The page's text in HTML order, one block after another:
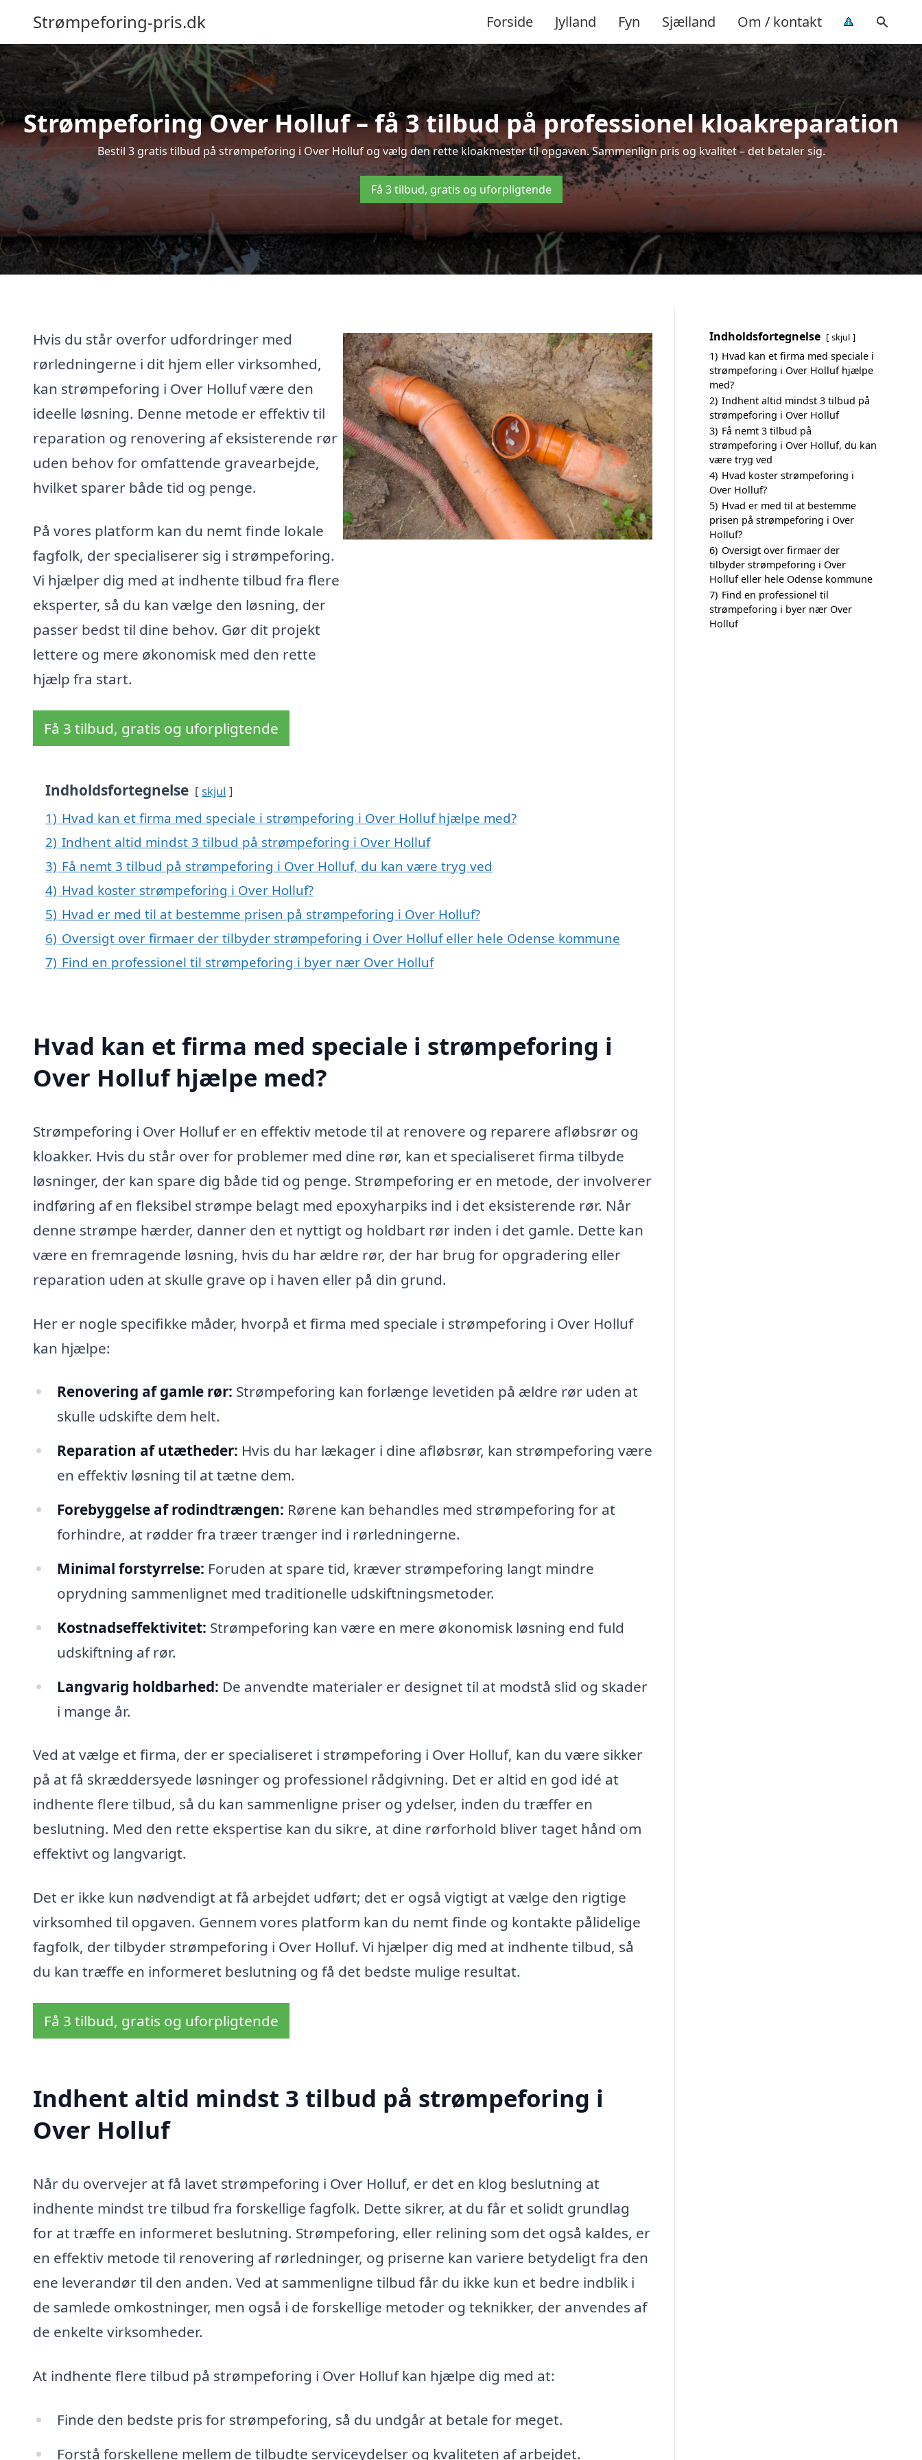
Strømpeforing-pris.dk Forside Jylland Fyn Sjælland Om / kontakt
Strømpeforing Over Holluf – få 3 tilbud på professionel kloakreparation
Bestil 3 gratis tilbud på strømpeforing i Over Holluf og vælg den rette kloakmester til opgaven. Sammenlign pris og kvalitet – det betaler sig.
Få 3 tilbud, gratis og uforpligtende
Hvis du står overfor udfordringer med
rørledningerne i dit hjem eller virksomhed,
kan strømpeforing i Over Holluf være den
ideelle løsning. Denne metode er effektiv til
reparation og renovering af eksisterende rør
uden behov for omfattende gravearbejde,
hvilket sparer både tid og penge.
På vores platform kan du nemt finde lokale
fagfolk, der specialiserer sig i strømpeforing.
Vi hjælper dig med at indhente tilbud fra flere
eksperter, så du kan vælge den løsning, der
passer bedst til dine behov. Gør dit projekt
lettere og mere økonomisk med den rette
hjælp fra start.
Få 3 tilbud, gratis og uforpligtende
Indholdsfortegnelse skjul
1) Hvad kan et firma med speciale i strømpeforing i Over Holluf hjælpe med?
2) Indhent altid mindst 3 tilbud på strømpeforing i Over Holluf
3) Få nemt 3 tilbud på strømpeforing i Over Holluf, du kan være tryg ved
4) Hvad koster strømpeforing i Over Holluf?
5) Hvad er med til at bestemme prisen på strømpeforing i Over Holluf?
6) Oversigt over firmaer der tilbyder strømpeforing i Over Holluf eller hele Odense kommune
7) Find en professionel til strømpeforing i byer nær Over Holluf
Hvad kan et firma med speciale i strømpeforing i
Over Holluf hjælpe med?
Strømpeforing i Over Holluf er en effektiv metode til at renovere og reparere afløbsrør og
kloakker. Hvis du står over for problemer med dine rør, kan et specialiseret firma tilbyde
løsninger, der kan spare dig både tid og penge. Strømpeforing er en metode, der involverer
indføring af en fleksibel strømpe belagt med epoxyharpiks ind i det eksisterende rør. Når
denne strømpe hærder, danner den et nyttigt og holdbart rør inden i det gamle. Dette kan
være en fremragende løsning, hvis du har ældre rør, der har brug for opgradering eller
reparation uden at skulle grave op i haven eller på din grund.
Her er nogle specifikke måder, hvorpå et firma med speciale i strømpeforing i Over Holluf
kan hjælpe:
Renovering af gamle rør: Strømpeforing kan forlænge levetiden på ældre rør uden at
skulle udskifte dem helt.
Reparation af utætheder: Hvis du har lækager i dine afløbsrør, kan strømpeforing være
en effektiv løsning til at tætne dem.
Forebyggelse af rodindtrængen: Rørene kan behandles med strømpeforing for at
forhindre, at rødder fra træer trænger ind i rørledningerne.
Minimal forstyrrelse: Foruden at spare tid, kræver strømpeforing langt mindre
oprydning sammenlignet med traditionelle udskiftningsmetoder.
Kostnadseffektivitet: Strømpeforing kan være en mere økonomisk løsning end fuld
udskiftning af rør.
Langvarig holdbarhed: De anvendte materialer er designet til at modstå slid og skader
i mange år.
Ved at vælge et firma, der er specialiseret i strømpeforing i Over Holluf, kan du være sikker
på at få skræddersyede løsninger og professionel rådgivning. Det er altid en god idé at
indhente flere tilbud, så du kan sammenligne priser og ydelser, inden du træffer en
beslutning. Med den rette ekspertise kan du sikre, at dine rørforhold bliver taget hånd om
effektivt og langvarigt.
Det er ikke kun nødvendigt at få arbejdet udført; det er også vigtigt at vælge den rigtige
virksomhed til opgaven. Gennem vores platform kan du nemt finde og kontakte pålidelige
fagfolk, der tilbyder strømpeforing i Over Holluf. Vi hjælper dig med at indhente tilbud, så
du kan træffe en informeret beslutning og få det bedste mulige resultat.
Få 3 tilbud, gratis og uforpligtende
Indhent altid mindst 3 tilbud på strømpeforing i
Over Holluf
Når du overvejer at få lavet strømpeforing i Over Holluf, er det en klog beslutning at
indhente mindst tre tilbud fra forskellige fagfolk. Dette sikrer, at du får et solidt grundlag
for at træffe en informeret beslutning. Strømpeforing, eller relining som det også kaldes, er
en effektiv metode til renovering af rørledninger, og priserne kan variere betydeligt fra den
ene leverandør til den anden. Ved at sammenligne tilbud får du ikke kun et bedre indblik i
de samlede omkostninger, men også i de forskellige metoder og teknikker, der anvendes af
de enkelte virksomheder.
At indhente flere tilbud på strømpeforing i Over Holluf kan hjælpe dig med at:
Finde den bedste pris for strømpeforing, så du undgår at betale for meget.
Forstå forskellene mellem de tilbudte serviceydelser og kvaliteten af arbejdet.
Indholdsfortegnelse skjul
1) Hvad kan et firma med speciale i
strømpeforing i Over Holluf hjælpe
med?
2) Indhent altid mindst 3 tilbud på
strømpeforing i Over Holluf
3) Få nemt 3 tilbud på
strømpeforing i Over Holluf, du kan
være tryg ved
4) Hvad koster strømpeforing i
Over Holluf?
5) Hvad er med til at bestemme
prisen på strømpeforing i Over
Holluf?
6) Oversigt over firmaer der
tilbyder strømpeforing i Over
Holluf eller hele Odense kommune
7) Find en professionel til
strømpeforing i byer nær Over
Holluf